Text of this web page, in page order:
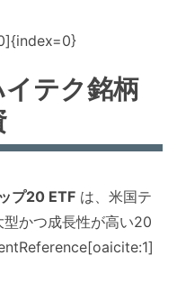
テク銘柄
プ20 ETF は、米国テ
かつ成長性が高い20